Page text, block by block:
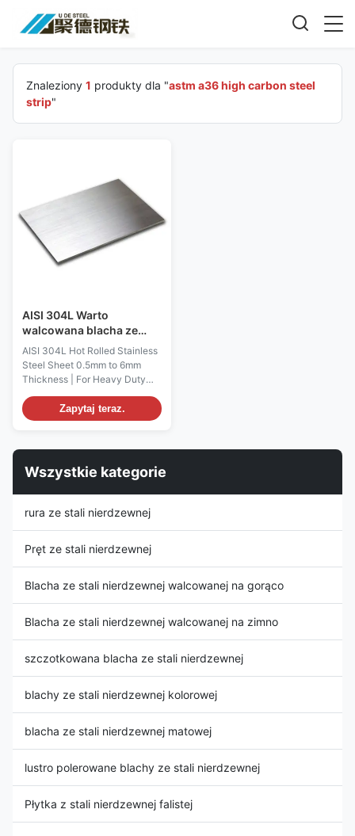
Znaleziony 1 produkty dla "astm a36 high carbon steel
strip"
AISI 304L Warto
walcowana blacha ze
stali nierdzewnej 0,5 mm
do 6 mm grubość blacha
SS dla ciężkich urządzeń
strukturalnych
AISI 304L Hot Rolled Stainless
Steel Sheet 0.5mm to 6mm
Thickness | For Heavy Duty
Industrial Structural
Applications Standard:ASTM
JIS GB EN DIN Grades:304L
EN 1.4307) Thickness:0.5mm
to 6mm, with custom sizes
available outside this range
Length:1000mm to 12000mm,
fully ...
Zapytaj teraz.
Wszystkie kategorie
rura ze stali nierdzewnej
Pręt ze stali nierdzewnej
Blacha ze stali nierdzewnej walcowanej na gorąco
Blacha ze stali nierdzewnej walcowanej na zimno
szczotkowana blacha ze stali nierdzewnej
blachy ze stali nierdzewnej kolorowej
blacha ze stali nierdzewnej matowej
lustro polerowane blachy ze stali nierdzewnej
Płytka z stali nierdzewnej falistej